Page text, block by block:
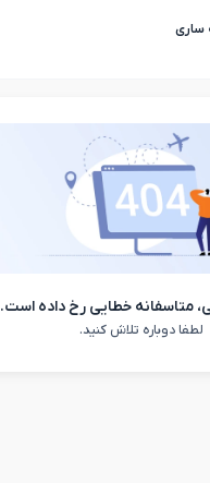
ساری
متاسفانه خطایی رخ داده است.
لطفا دوباره تلاش کنید.